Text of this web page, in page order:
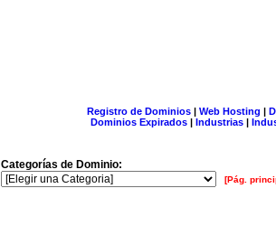
Registro de Dominios| Web Hosting |
Dominios Expirados | Industrias |
Categorías de Dominio:
[Pág.